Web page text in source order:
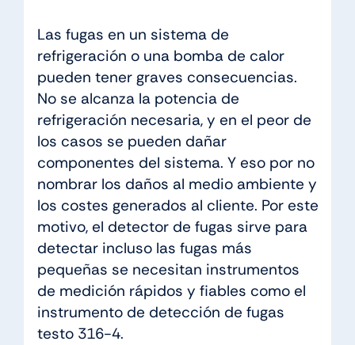
Las fugas en un sistema de
refrigeración o una bomba de calor
pueden tener graves consecuencias.
No se alcanza la potencia de
refrigeración necesaria, y en el peor de
los casos se pueden dañar
componentes del sistema. Y eso por no
nombrar los daños al medio ambiente y
los costes generados al cliente. Por este
motivo, el detector de fugas sirve para
detectar incluso las fugas más
pequeñas se necesitan instrumentos
de medición rápidos y fiables como el
instrumento de detección de fugas
testo 316-4.